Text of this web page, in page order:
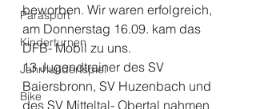
Parasport
Kinderturnen
Jahrhundertspiel
Bike
beworben. Wir waren erfolgreich,
am Donnerstag 16.09. kam das
DFB- Mobil zu uns.
13 Jugendtrainer des SV
Baiersbronn, SV Huzenbach und
des SV Mitteltal- Obertal nahmen